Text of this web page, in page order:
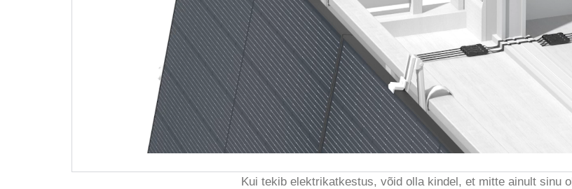
Kui tekib elektrikatkestus, võid olla kindel, et mitte ainult sinu